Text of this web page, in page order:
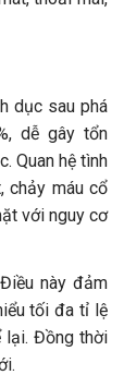
dục sau phá
dễ gây tổn
Quan hệ tình
chảy máu cổ
với nguy cơ
này đảm
tối đa tỉ lệ
lại. Đồng thời